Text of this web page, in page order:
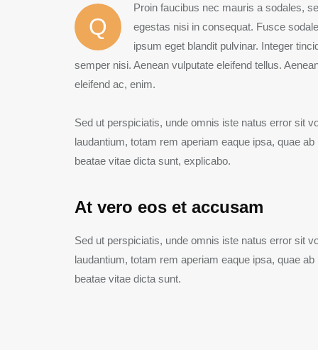
Q
Proin faucibus nec mauris a sodales,
egestas nisi in consequat. Fusce
ipsum eget blandit pulvinar. Integer
semper nisi. Aenean vulputate eleifend tellus.
eleifend ac, enim.
Sed ut perspiciatis, unde omnis iste natus error sit
laudantium, totam rem aperiam eaque ipsa, quae
beatae vitae dicta sunt, explicabo.
At vero eos et accusam
Sed ut perspiciatis, unde omnis iste natus error sit
laudantium, totam rem aperiam eaque ipsa, quae
beatae vitae dicta sunt.